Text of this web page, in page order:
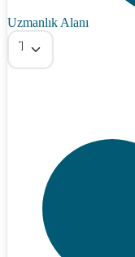
Uzmanlık Alanı
Tümü